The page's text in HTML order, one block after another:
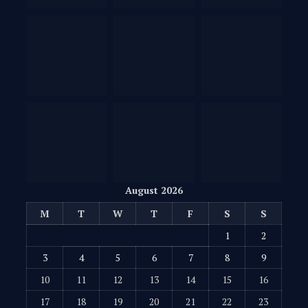
August 2026
M
T W T F S
S
1
2
3
4 5 6 7 8
9
10
11 12 13 14 15
16
17
18 19 20 21 22 23